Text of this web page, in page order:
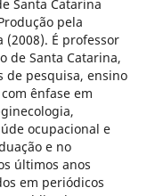
Santa Catarina
pela
(2008). É professor
de Santa Catarina,
de pesquisa, ensino
ênfase em
ocupacional e
e no
últimos anos
em periódicos